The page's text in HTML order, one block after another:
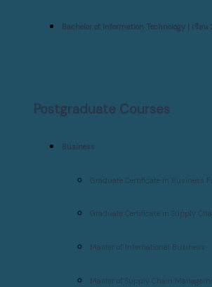
Bachelor of Information Technology | เรียน
Postgraduate Courses
Business
Graduate Certificate in Business
Graduate Certificate in Supply
Master of International Business
Master of Supply Chain